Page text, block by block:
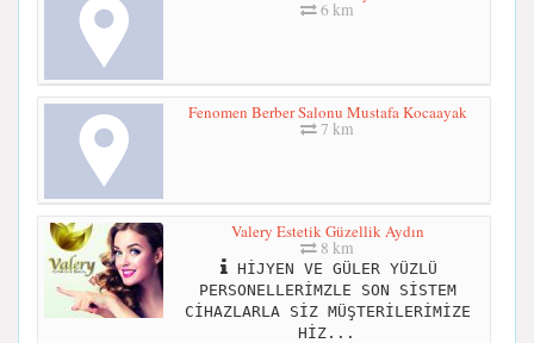
6 km
Fenomen Berber Salonu Mustafa Kocaayak
7 km
Valery Estetik Güzellik Aydın
8 km
HİJYEN VE GÜLER YÜZLÜ
PERSONELLERİMZLE SON SİSTEM
CİHAZLARLA SİZ MÜŞTERİLERİMİZE
HİZ...